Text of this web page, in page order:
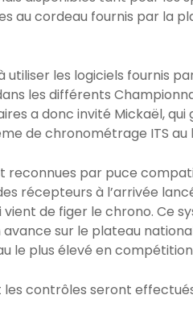
au cordeau fournis par la
utiliser les logiciels fournis
les différents
a donc invité Mickaël,
de chronométrage ITS au
reconnues par puce
récepteurs à l’arrivée
de figer le chrono. Ce
avance sur le plateau
le plus élevé en compétition
les contrôles seront